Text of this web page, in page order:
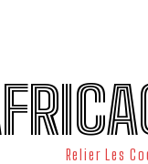
Relier Les